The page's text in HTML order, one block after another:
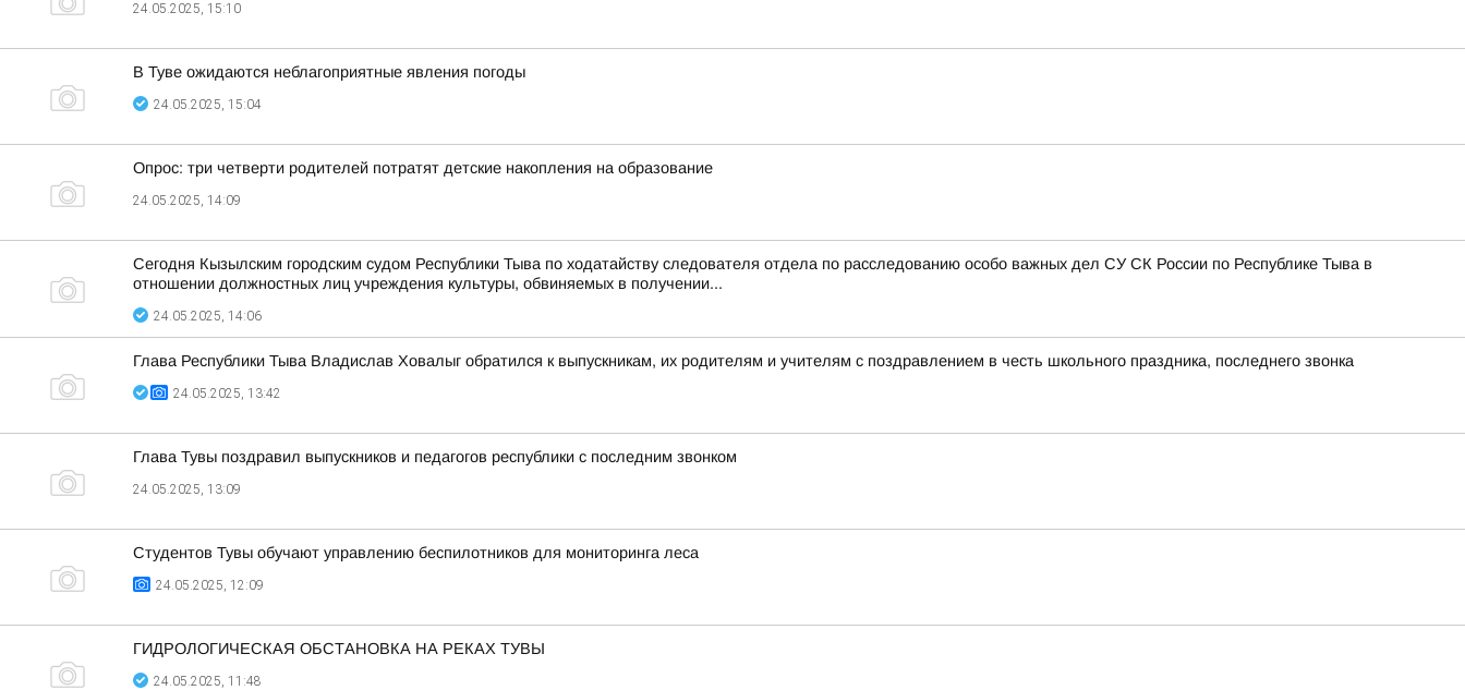
24.05.2025, 15:10
В Туве ожидаются неблагоприятные явления погоды
24.05.2025, 15:04
Опрос: три четверти родителей потратят детские накопления на образование
24.05.2025, 14:09
Сегодня Кызылским городским судом Республики Тыва по ходатайству следователя отдела по расследованию особо важных дел СУ СК России по Республике Тыва в
отношении должностных лиц учреждения культуры, обвиняемых в получении...
24.05.2025, 14:06
Глава Республики Тыва Владислав Ховалыг обратился к выпускникам, их родителям и учителям с поздравлением в честь школьного праздника, последнего звонка
24.05.2025, 13:42
Глава Тувы поздравил выпускников и педагогов республики с последним звонком
24.05.2025, 13:09
Студентов Тувы обучают управлению беспилотников для мониторинга леса
24.05.2025, 12:09
ГИДРОЛОГИЧЕСКАЯ ОБСТАНОВКА НА РЕКАХ ТУВЫ
24.05.2025, 11:48